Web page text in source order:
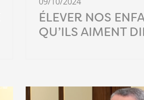
ÉLEVER NOS
QU’ILS AIMENT